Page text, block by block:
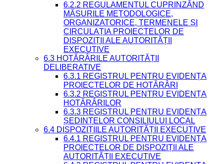
6.2.2 REGULAMENTUL CUPRINZÂND
MĂSURILE METODOLOGICE,
ORGANIZATORICE, TERMENELE ȘI
CIRCULAȚIA PROIECTELOR DE
DISPOZIȚII ALE AUTORITĂȚII
EXECUTIVE
6.3 HOTĂRÂRILE AUTORITĂȚII
DELIBERATIVE
6.3.1 REGISTRUL PENTRU EVIDENȚA
PROIECTELOR DE HOTĂRÂRI
6.3.2 REGISTRUL PENTRU EVIDENȚA
HOTĂRÂRILOR
6.3.3 REGISTRUL PENTRU EVIDENȚA
ȘEDINȚELOR CONSILIULUI LOCAL
6.4 DISPOZIȚIILE AUTORITĂȚII EXECUTIVE
6.4.1 REGISTRUL PENTRU EVIDENȚA
PROIECTELOR DE DISPOZIȚII ALE
AUTORITĂȚII EXECUTIVE